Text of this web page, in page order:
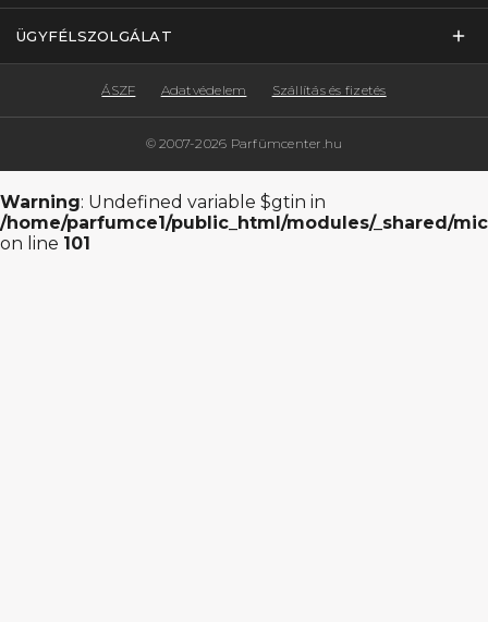
ÜGYFÉLSZOLGÁLAT
© 2007-2026 Parfümcenter.hu
ÁSZF Adatvédelem Szállítás és fizetés
Warning: Undefined variable $gtin in
/home/parfumce1/public_html/modules/_shared/
on line 101